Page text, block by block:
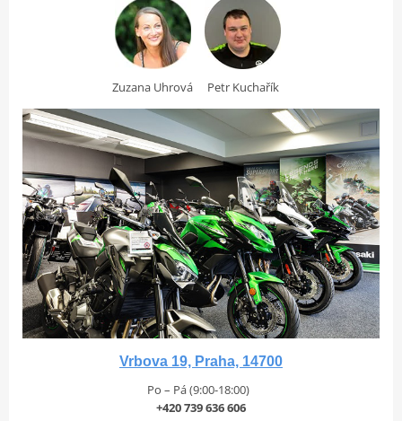
Zuzana Uhrová Petr Kuchařík
Vrbova 19, Praha, 14700
Po – Pá (9:00-18:00)
+420 739 636 606